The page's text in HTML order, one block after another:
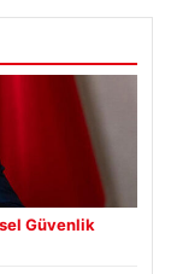
Güvenlik